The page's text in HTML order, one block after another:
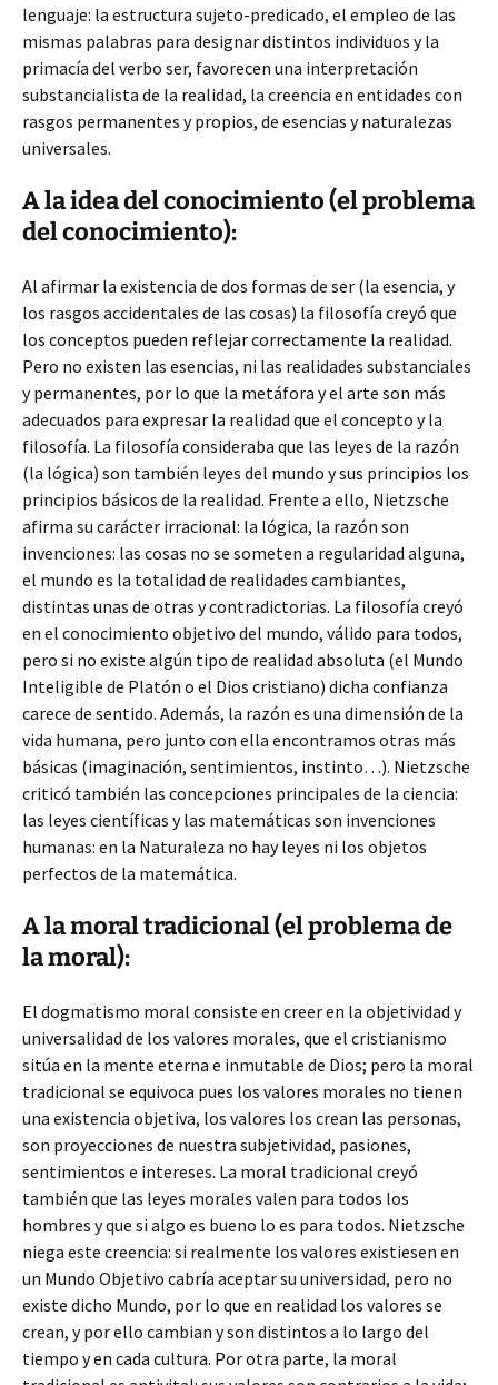
lenguaje: la estructura sujeto-predicado, el empleo de las
mismas palabras para designar distintos individuos y la
primacía del verbo ser, favorecen una interpretación
substancialista de la realidad, la creencia en entidades con
rasgos permanentes y propios, de esencias y naturalezas
universales.
A la idea del conocimiento (el problema
del conocimiento):
Al afirmar la existencia de dos formas de ser (la esencia, y
los rasgos accidentales de las cosas) la filosofía creyó que
los conceptos pueden reflejar correctamente la realidad.
Pero no existen las esencias, ni las realidades substanciales
y permanentes, por lo que la metáfora y el arte son más
adecuados para expresar la realidad que el concepto y la
filosofía. La filosofía consideraba que las leyes de la razón
(la lógica) son también leyes del mundo y sus principios los
principios básicos de la realidad. Frente a ello, Nietzsche
afirma su carácter irracional: la lógica, la razón son
invenciones: las cosas no se someten a regularidad alguna,
el mundo es la totalidad de realidades cambiantes,
distintas unas de otras y contradictorias. La filosofía creyó
en el conocimiento objetivo del mundo, válido para todos,
pero si no existe algún tipo de realidad absoluta (el Mundo
Inteligible de Platón o el Dios cristiano) dicha confianza
carece de sentido. Además, la razón es una dimensión de la
vida humana, pero junto con ella encontramos otras más
básicas (imaginación, sentimientos, instinto…). Nietzsche
criticó también las concepciones principales de la ciencia:
las leyes científicas y las matemáticas son invenciones
humanas: en la Naturaleza no hay leyes ni los objetos
perfectos de la matemática.
A la moral tradicional (el problema de
la moral):
El dogmatismo moral consiste en creer en la objetividad y
universalidad de los valores morales, que el cristianismo
sitúa en la mente eterna e inmutable de Dios; pero la moral
tradicional se equivoca pues los valores morales no tienen
una existencia objetiva, los valores los crean las personas,
son proyecciones de nuestra subjetividad, pasiones,
sentimientos e intereses. La moral tradicional creyó
también que las leyes morales valen para todos los
hombres y que si algo es bueno lo es para todos. Nietzsche
niega este creencia: si realmente los valores existiesen en
un Mundo Objetivo cabría aceptar su universidad, pero no
existe dicho Mundo, por lo que en realidad los valores se
crean, y por ello cambian y son distintos a lo largo del
tiempo y en cada cultura. Por otra parte, la moral